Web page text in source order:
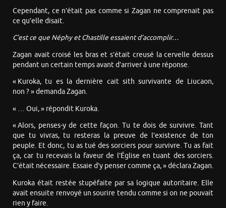
Cependant, ce n’était pas comme si Zagan ne comprenait pas
ce qu’elle disait.
C’est ce que Néphy et Chastille essaient d’accomplir…
Zagan avait croisé les bras et s’était creusé la cervelle dessus
pendant un certain temps avant d’arriver à une réponse.
« Kuroka, tu es la dernière cait sith survivante de Liucaon,
non ? » demanda Zagan.
« … Oui, » répondit Kuroka.
« Alors, penses-y de cette façon. Tu te dois de survivre. Tant
que tu vivras, tu resteras la preuve de l’existence de ton
peuple. Et donc, tu as tué des sorciers pour survivre. Tu as fait
ça, car tu recevais la faveur de l’Église en tuant des sorciers.
C’était nécessaire. Essaie d’y penser comme ça, » déclara Zagan.
Kuroka était restée stupéfaite par sa logique autoritaire. Elle
avait ensuite renvoyé un sourire tendu comme si on ne pouvait
rien y faire.